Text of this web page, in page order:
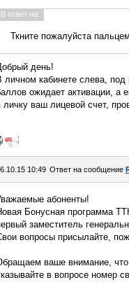
В ответ на:
Ткните пожалуйста
день!
личном кабинете слева,
ожидает активации, а
личку ваш лицевой счет,
10:49 Ответ на сообщение
абоненты!
Бонусная программа
заместитель
вопросы присылайте,
ваше внимание, что
в вопросе номер